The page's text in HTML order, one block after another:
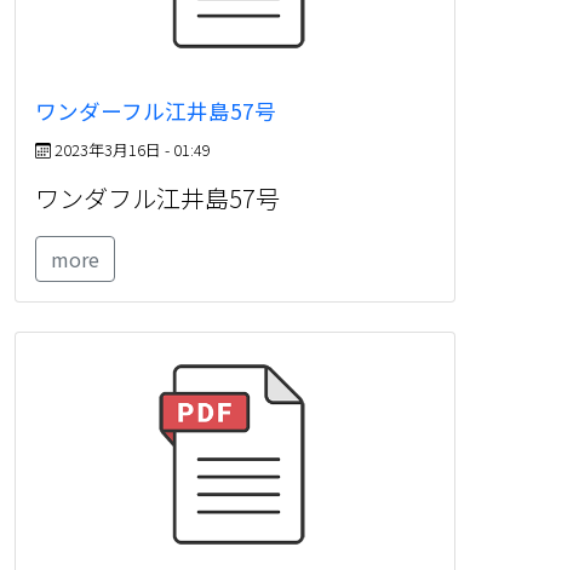
ワンダーフル江井島57号
2023年3月16日 - 01:49
ワンダフル江井島57号
more